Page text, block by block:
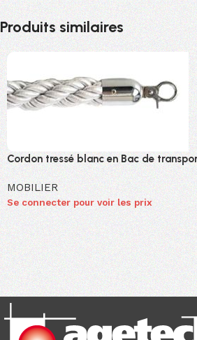
Produits similaires
Cordon tressé blanc en Bac de
MOBILIER
Se connecter pour voir les prix